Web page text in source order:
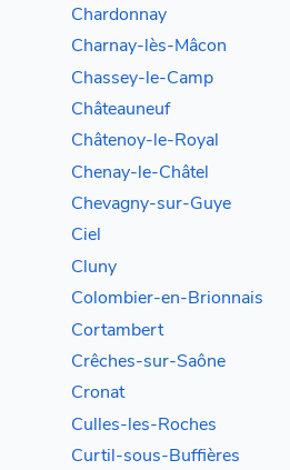
Chardonnay
Charnay-lès-Mâcon
Chassey-le-Camp
Châteauneuf
Châtenoy-le-Royal
Chenay-le-Châtel
Chevagny-sur-Guye
Ciel
Cluny
Colombier-en-Brionnais
Cortambert
Crêches-sur-Saône
Cronat
Culles-les-Roches
Curtil-sous-Buffières